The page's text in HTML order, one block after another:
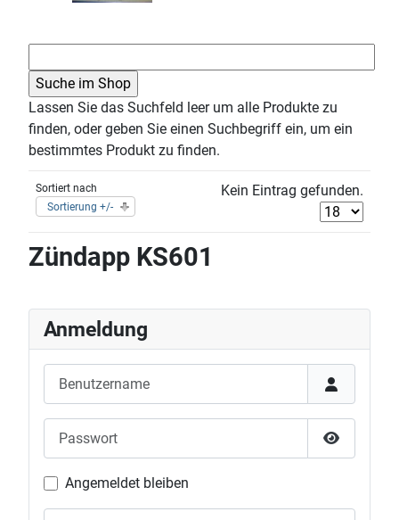
Lassen Sie das Suchfeld leer um alle Produkte zu
finden, oder geben Sie einen Suchbegriff ein, um ein
bestimmtes Produkt zu finden.
Sortiert nach
Sortierung +/-
Kein Eintrag gefunden.
Zündapp KS601
Anmeldung
Passwort
Angemeldet bleiben